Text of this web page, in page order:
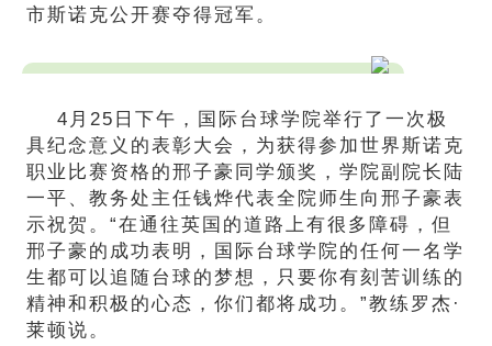
市斯诺克公开赛夺得冠军。
4月25日下午，国际台球学院举行了一次极
具纪念意义的表彰大会，为获得参加世界斯诺克
职业比赛资格的邢子豪同学颁奖，学院副院长陆
一平、教务处主任钱烨代表全院师生向邢子豪表
示祝贺。“在通往英国的道路上有很多障碍，但
邢子豪的成功表明，国际台球学院的任何一名学
生都可以追随台球的梦想，只要你有刻苦训练的
精神和积极的心态，你们都将成功。”教练罗杰·
莱顿说。